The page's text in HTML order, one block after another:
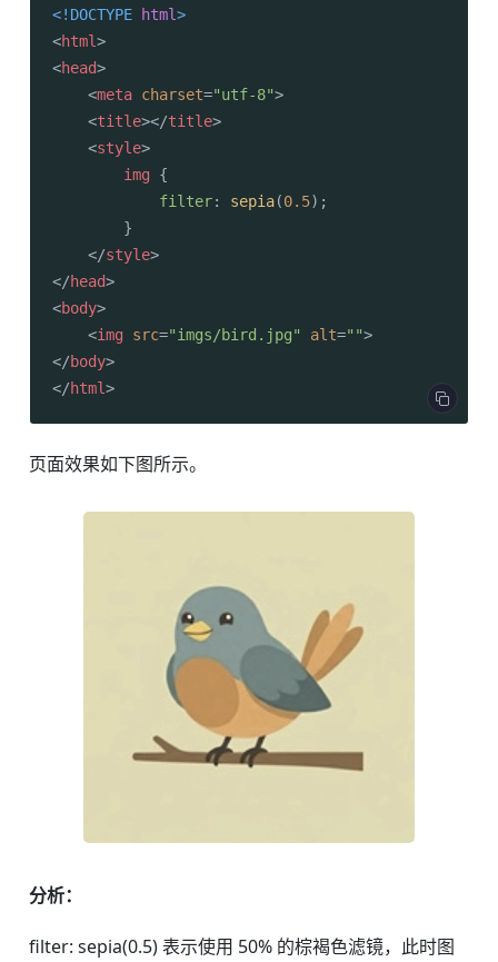
<!DOCTYPE html>
<html>
<head>
<meta charset="utf-8">
<title></title>
<style>
img {
filter: sepia(0.5);
        }
</style>
</head>
<body>
<img src="imgs/bird.jpg" alt="">
</body>
</html>
页面效果如下图所示。
分析：
filter: sepia(0.5) 表示使用 50% 的棕褐色滤镜，此时图